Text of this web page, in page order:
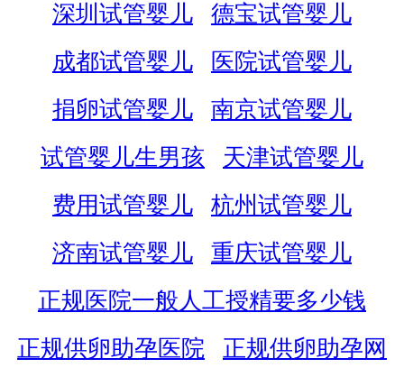
深圳试管婴儿
德宝试管婴儿
成都试管婴儿
医院试管婴儿
捐卵试管婴儿
南京试管婴儿
试管婴儿生男孩
天津试管婴儿
费用试管婴儿
杭州试管婴儿
济南试管婴儿
重庆试管婴儿
正规医院一般人工授精要多少钱
正规供卵助孕医院
正规供卵助孕网